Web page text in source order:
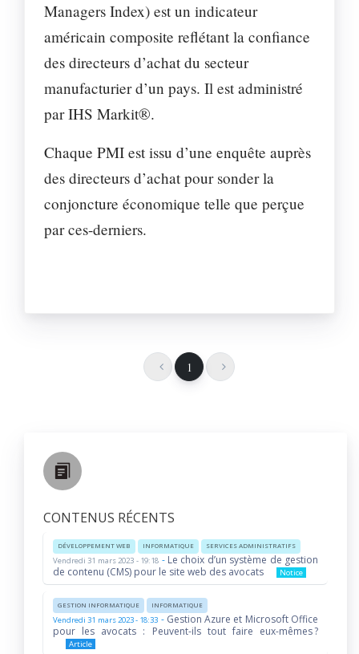
Managers Index) est un indicateur
américain composite reflétant la confiance
des directeurs d’achat du secteur
manufacturier d’un pays. Il est administré
par IHS Markit®.
Chaque PMI est issu d’une enquête auprès
des directeurs d’achat pour sonder la
conjoncture économique telle que perçue
par ces-derniers.
1
CONTENUS RÉCENTS
DÉVELOPPEMENT WEB INFORMATIQUE SERVICES ADMINISTRATIFS
Vendredi 31 mars 2023 - 19:18 - Le choix d’un système de gestion
de contenu (CMS) pour le site web des avocats
Notice
GESTION INFORMATIQUE INFORMATIQUE
Vendredi 31 mars 2023 - 18:33 - Gestion Azure et Microsoft Office
pour les avocats : Peuvent-ils tout faire eux-mêmes ?
Article